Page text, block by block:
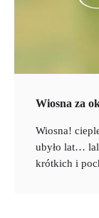
Wiosna za
Wiosna!
ubyło lat…
krótkich i